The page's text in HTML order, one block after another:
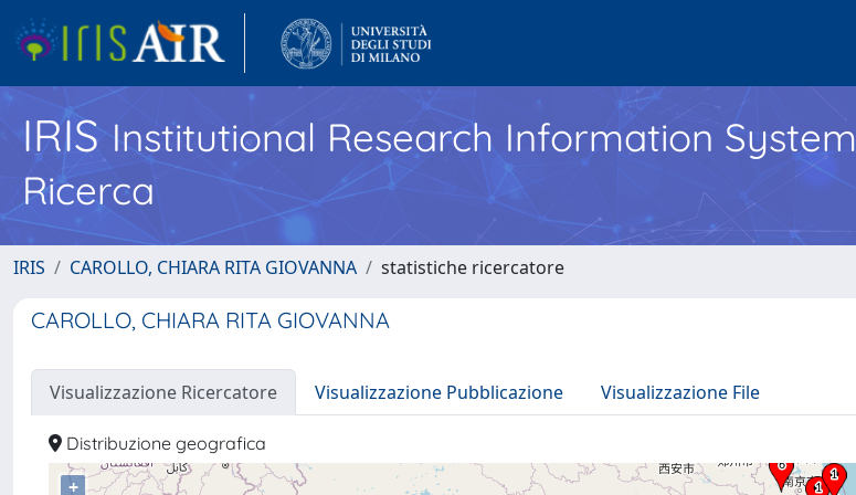
IRISInstitutional Research Information System
Ricerca
IRIS CAROLLO, CHIARA RITA GIOVANNA statistiche ricercatore
CAROLLO, CHIARA RITA GIOVANNA
Visualizzazione Ricercatore Visualizzazione Pubblicazione Visualizzazione File
Distribuzione geografica
+